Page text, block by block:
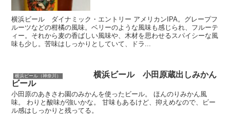
横浜ビール ダイナミック・エントリー アメリカンIPA。グレープフ
ルーツなどの柑橘の風味。ベリーのような風味も感じられ、フルーテ
ィー。それから麦の香ばしい風味や、木材を思わせるスパイシーな風
味も少し。苦味はしっかりとしていて、ドラ...
横浜ビール（神奈川）
横浜ビール 小田原蔵出しみかん
ビール
小田原のあきさわ園のみかんを使ったビール。 ほんのりみかん風
味。 わりと酸味が強いかな。 甘味もあるけど、抑えめなので、ビー
ル感はしっかりと残ってる。